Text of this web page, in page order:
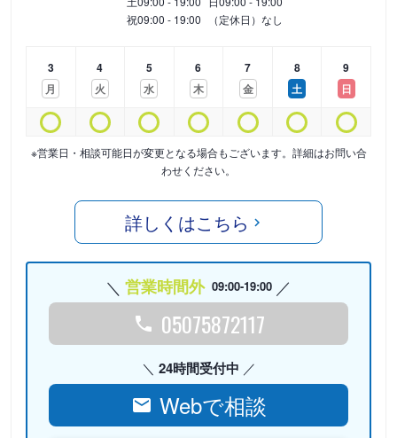
祝09:00 - 19:00 （定休日）なし
3
月
4
火
5
水
6
木
7
金
8
土
9
日
※営業日・相談可能日が変更となる場合もございます。詳細はお問い合
わせください。
詳しくはこちら
営業時間外 09:00-19:00
05075872117
24時間受付中
Webで相談